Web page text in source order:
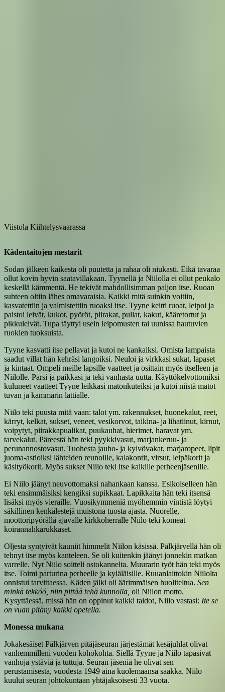
Viistola Kiihtelysvaarassa
Kädentaitojen mestarit
Sodan jälkeen kaikesta oli puutetta ja rahaa oli niukasti. Eikä tavaraa
ollut kovin hyvin saatavillakaan. Tyynellä ja Niilolla ei ollut peukalo
keskellä kämmentä. He tekivät mahdollisimman paljon itse. Ruoan
suhteen oltiin lähes omavaraisia. Kaikki mitä suinkin voitiin,
kasvatettiin ja valmistettiin ruoaksi itse. Tyyne keitti ruoat, leipoi ja
paistoi leivät, kukot, pyöröt, piirakat, pullat, kakut, kääretortut ja
pikkuleivät. Tupa täyttyi usein leipomusten tai uunissa hautuvien
ruokien tuoksuista.
Tyyne kasvatti itse pellavat ja kutoi ne kankaiksi. Omista lampaista
saadut villat hän kehräsi langoiksi. Neuloi ja virkkasi sukat, lapaset
ja kintaat. Ompeli meille lapsille vaatteet ja osittain myös itselleen ja
Niilolle. Parsi ja paikkasi ja teki vanhasta uutta. Käyttökelvottomiksi
kuluneet vaatteet Tyyne leikkasi matonkuteiksi ja kutoi niistä matot
tuvan ja kammarin lattialle.
Niilo teki puusta mitä vaan: talot ym. rakennukset, huonekalut, reet,
kärryt, kelkat, sukset, veneet, vesikorvot, taikina- ja lihatiinut, kirnut,
voipytyt, piirakkapualikat, puukauhat, hierimet, haravat ym.
tarvekalut. Päreestä hän teki pyykkivasut, marjankeruu- ja
perunannostovasut. Tuohesta jauho- ja kylvövakat, marjaropeet, lipit
juoma-astioiksi lähteiden reunoille, kalakontit, virsut, leipäkorit ja
käsityökorit. Myös sukset Niilo teki itse kaikille perheenjäsenille.
Ei Niilo jäänyt neuvottomaksi nahankaan kanssa. Esikoiselleen hän
teki ensimmäisiksi kengiksi supikkaat. Lapikkaita hän teki itsensä
lisäksi myös vieraille. Vuosikymmeniä myöhemmin vintistä löytyi
säkillinen kenkälestejä muistona tuosta ajasta. Nuorelle,
moottoripyörällä ajavalle kirkkoherralle Niilo teki komeat
koirannahkarukkaset.
Oljesta syntyivät kauniit himmelit Niilon käsissä. Pälkjärvellä hän oli
tehnyt itse myös kanteleen. Se oli kuitenkin jäänyt jonnekin matkan
varrelle. Nyt Niilo soitteli ostokannelta. Muurarin työt hän teki myös
itse. Toimi parturina perheelle ja kyläläisille. Ruuanlaittokin Niilolta
onnistui tarvittaessa. Käden jälki oli äärimmäisen huoliteltua. Sen
minkä tekköö, niin pittää tehä kunnolla, oli Niilon motto.
Kysyttäessä, missä hän on oppinut kaikki taidot, Niilo vastasi: Ite se
on vuan pitäny kaikki opetella.
Monessa mukana
Jokakesäiset Pälkjärven pitäjäseuran järjestämät kesäjuhlat olivat
vanhemmilleni vuoden kohokohta. Siellä Tyyne ja Niilo tapasivat
vanhoja ystäviä ja tuttuja. Seuran jäseniä he olivat sen
perustamisesta, vuodesta 1949 aina kuolemaansa saakka. Niilo
kuului seuran johtokuntaan yhtäjaksoisesti 33 vuota.